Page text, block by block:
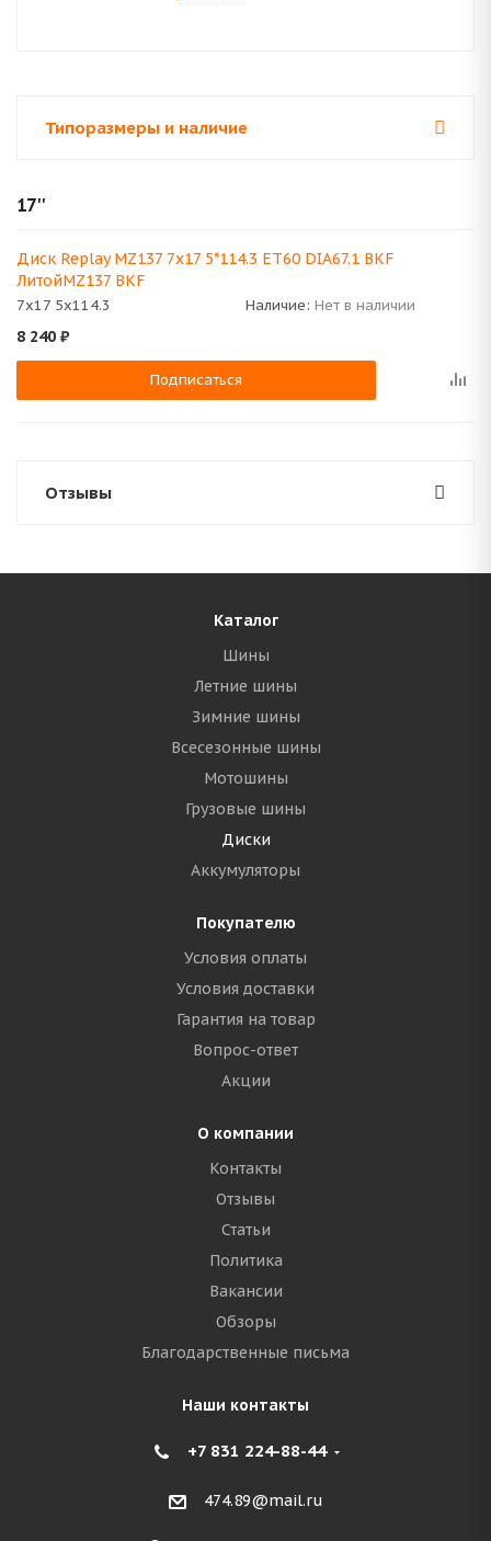
Типоразмеры и наличие
17''
Диск Replay MZ137 7x17 5*114.3 ET60 DIA67.1 BKF
ЛитойMZ137 BKF
7x17 5x114.3 Наличие: Нет в наличии
8 240 ₽
Подписаться
Отзывы
Каталог
Шины
Летние шины
Зимние шины
Всесезонные шины
Мотошины
Грузовые шины
Диски
Аккумуляторы
Покупателю
Условия оплаты
Условия доставки
Гарантия на товар
Вопрос-ответ
Акции
О компании
Контакты
Отзывы
Статьи
Политика
Вакансии
Обзоры
Благодарственные письма
Наши контакты
+7 831 224-88-44
474.89@mail.ru